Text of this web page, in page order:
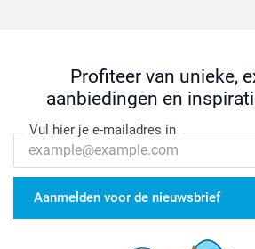
Profiteer van unieke,
aanbiedingen en
Vul hier je e-mailadres in
Aanmelden voor de nieuwsbrief